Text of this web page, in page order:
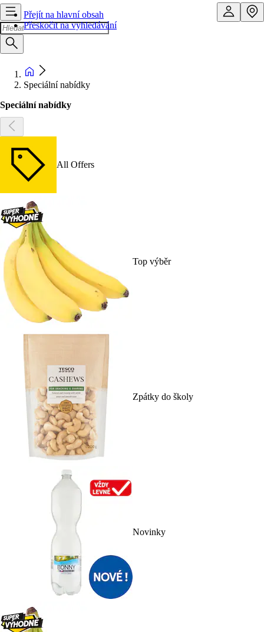
Přejít na hlavní obsah
Přeskočit na vyhledávání
Speciální nabídky
Speciální nabídky
All Offers
Top výběr
Zpátky do školy
Novinky